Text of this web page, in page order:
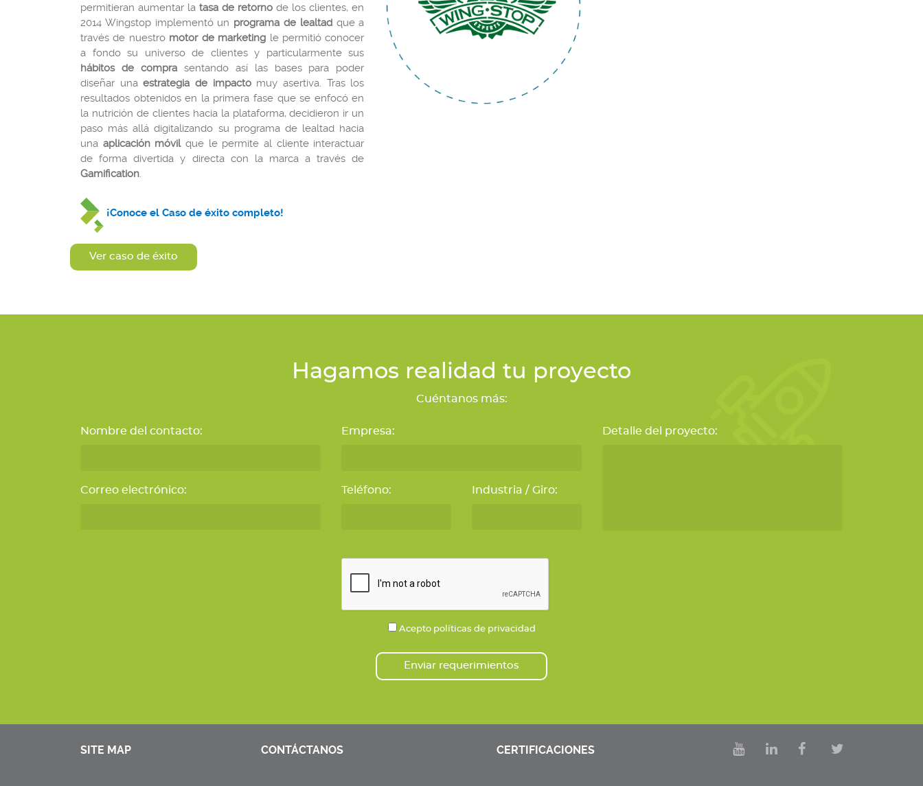
permitieran aumentar latasa de retorno de los clientes, en
2014 Wingstop implementó un programa de lealtadque a
través de nuestro motor de marketing le permitió conocer
a fondo su universo de clientes y particularmente sus
hábitos de comprasentando así las bases para poder
diseñar unaestrategia de impactomuy asertiva. Tras los
resultados obtenidos en la primera fase que se enfocó en
la nutrición de clientes hacia la plataforma, decidieron ir un
paso más allá digitalizando su programa de lealtad hacia
una aplicación móvilque le permite al cliente interactuar
de forma divertida y directa con la marca a través de
Gamification.
¡Conoce el Caso de éxito completo!
Ver caso de éxito
Hagamos realidad tu proyecto
Cuéntanos más:
Nombre del contacto: Empresa:
Correo electrónico: Teléfono: Industria / Giro:
Detalle del proyecto:
Acepto políticas de privacidad
Enviar requerimientos
SITE MAP CONTÁCTANOS CERTIFICACIONES